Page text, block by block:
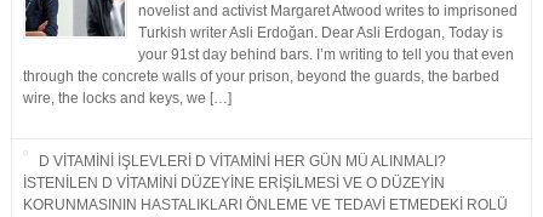
novelist and activist Margaret Atwood writes to imprisoned
Turkish writer Asli Erdoğan. Dear Asli Erdogan, Today is
your 91st day behind bars. I’m writing to tell you that even
through the concrete walls of your prison, beyond the guards, the barbed
wire, the locks and keys, we […]
D VİTAMİNİ İŞLEVLERİ D VİTAMİNİ HER GÜN MÜ ALINMALI?
İSTENİLEN D VİTAMİNİ DÜZEYİNE ERİŞİLMESİ VE O DÜZEYİN
KORUNMASININ HASTALIKLARI ÖNLEME VE TEDAVİ ETMEDEKİ ROLÜ